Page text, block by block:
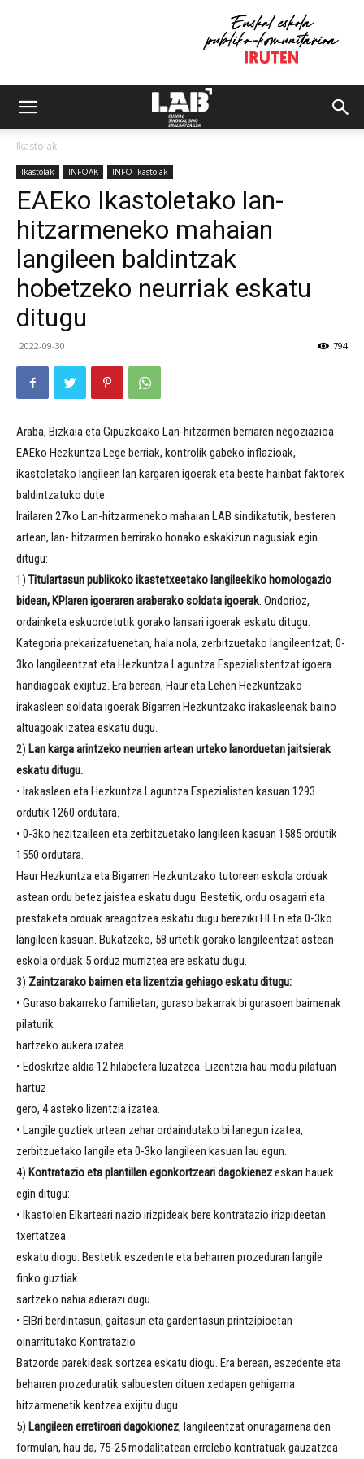
Ikastolak
Ikastolak INFOAK INFO Ikastolak
EAEko Ikastoletako lan-
hitzarmeneko mahaian
langileen baldintzak
hobetzeko neurriak eskatu
ditugu
2022-09-30 794
Araba, Bizkaia eta Gipuzkoako Lan-hitzarmen berriaren negoziazioa
EAEko Hezkuntza Lege berriak, kontrolik gabeko inflazioak,
ikastoletako langileen lan kargaren igoerak eta beste hainbat faktorek
baldintzatuko dute.
Irailaren 27ko Lan-hitzarmeneko mahaian LAB sindikatutik, besteren
artean, lan- hitzarmen berrirako honako eskakizun nagusiak egin
ditugu:
1) Titulartasun publikoko ikastetxeetako langileekiko homologazio
bidean, KPIaren igoeraren araberako soldata igoerak. Ondorioz,
ordainketa eskuordetutik gorako lansari igoerak eskatu ditugu.
Kategoria prekarizatuenetan, hala nola, zerbitzuetako langileentzat, 0-
3ko langileentzat eta Hezkuntza Laguntza Espezialistentzat igoera
handiagoak exijituz. Era berean, Haur eta Lehen Hezkuntzako
irakasleen soldata igoerak Bigarren Hezkuntzako irakasleenak baino
altuagoak izatea eskatu dugu.
2) Lan karga arintzeko neurrien artean urteko lanorduetan jaitsierak
eskatu ditugu.
• Irakasleen eta Hezkuntza Laguntza Espezialisten kasuan 1293
ordutik 1260 ordutara.
• 0-3ko hezitzaileen eta zerbitzuetako langileen kasuan 1585 ordutik
1550 ordutara.
Haur Hezkuntza eta Bigarren Hezkuntzako tutoreen eskola orduak
astean ordu betez jaistea eskatu dugu. Bestetik, ordu osagarri eta
prestaketa orduak areagotzea eskatu dugu bereziki HLEn eta 0-3ko
langileen kasuan. Bukatzeko, 58 urtetik gorako langileentzat astean
eskola orduak 5 orduz murriztea ere eskatu dugu.
3) Zaintzarako baimen eta lizentzia gehiago eskatu ditugu:
• Guraso bakarreko familietan, guraso bakarrak bi gurasoen baimenak
pilaturik
hartzeko aukera izatea.
• Edoskitze aldia 12 hilabetera luzatzea. Lizentzia hau modu pilatuan
hartuz
gero, 4 asteko lizentzia izatea.
• Langile guztiek urtean zehar ordaindutako bi lanegun izatea,
zerbitzuetako langile eta 0-3ko langileen kasuan lau egun.
4) Kontratazio eta plantillen egonkortzeari dagokienezeskari hauek
egin ditugu:
• Ikastolen Elkarteari nazio irizpideak bere kontratazio irizpideetan
txertatzea
eskatu diogu. Bestetik eszedente eta beharren prozeduran langile
finko guztiak
sartzeko nahia adierazi dugu.
• EIBri berdintasun, gaitasun eta gardentasun printzipioetan
oinarritutako Kontratazio
Batzorde parekideak sortzea eskatu diogu. Era berean, eszedente eta
beharren prozeduratik salbuesten dituen xedapen gehigarria
hitzarmenetik kentzea exijitu dugu.
5) Langileen erretiroari dagokionez, langileentzat onuragarriena den
formulan, hau da, 75-25 modalitatean errelebo kontratuak gauzatzea